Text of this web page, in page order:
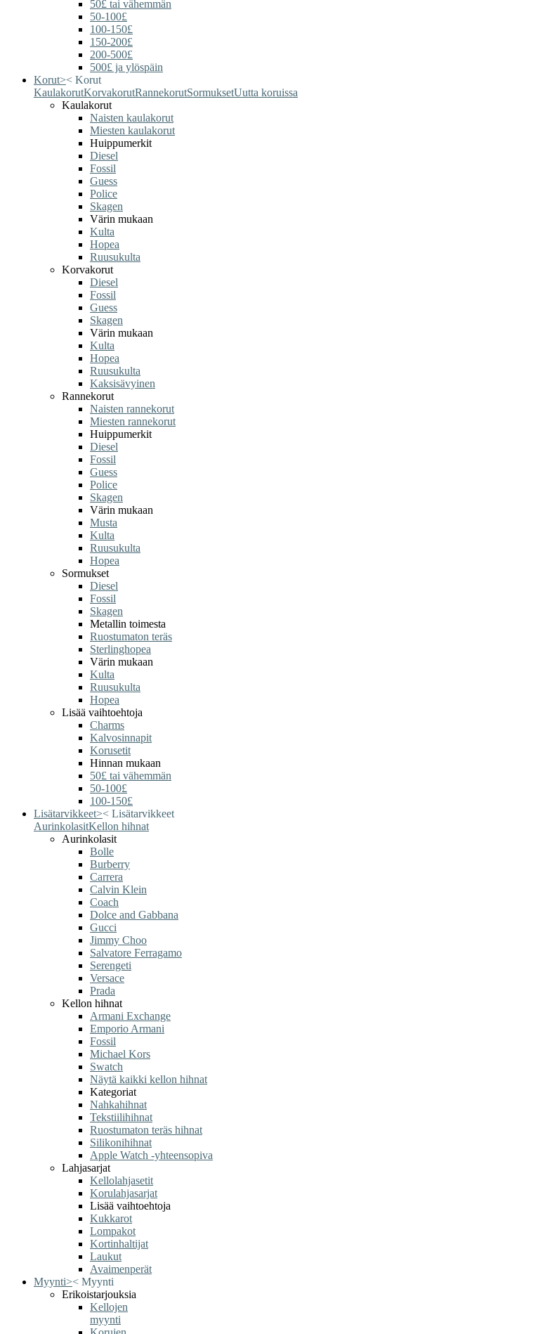
50£ tai vähemmän
50-100£
100-150£
150-200£
200-500£
500£ ja ylöspäin
Korut>< Korut
KaulakorutKorvakorutRannekorutSormuksetUutta koruissa
Kaulakorut
Naisten kaulakorut
Miesten kaulakorut
Huippumerkit
Diesel
Fossil
Guess
Police
Skagen
Värin mukaan
Kulta
Hopea
Ruusukulta
Korvakorut
Diesel
Fossil
Guess
Skagen
Värin mukaan
Kulta
Hopea
Ruusukulta
Kaksisävyinen
Rannekorut
Naisten rannekorut
Miesten rannekorut
Huippumerkit
Diesel
Fossil
Guess
Police
Skagen
Värin mukaan
Musta
Kulta
Ruusukulta
Hopea
Sormukset
Diesel
Fossil
Skagen
Metallin toimesta
Ruostumaton teräs
Sterlinghopea
Värin mukaan
Kulta
Ruusukulta
Hopea
Lisää vaihtoehtoja
Charms
Kalvosinnapit
Korusetit
Hinnan mukaan
50£ tai vähemmän
50-100£
100-150£
Lisätarvikkeet>< Lisätarvikkeet
AurinkolasitKellon hihnat
Aurinkolasit
Bolle
Burberry
Carrera
Calvin Klein
Coach
Dolce and Gabbana
Gucci
Jimmy Choo
Salvatore Ferragamo
Serengeti
Versace
Prada
Kellon hihnat
Armani Exchange
Emporio Armani
Fossil
Michael Kors
Swatch
Näytä kaikki kellon hihnat
Kategoriat
Nahkahihnat
Tekstiilihihnat
Ruostumaton teräs hihnat
Silikonihihnat
Apple Watch -yhteensopiva
Lahjasarjat
Kellolahjasetit
Korulahjasarjat
Lisää vaihtoehtoja
Kukkarot
Lompakot
Kortinhaltijat
Laukut
Avaimenperät
Myynti>< Myynti
Erikoistarjouksia
Kellojen
myynti